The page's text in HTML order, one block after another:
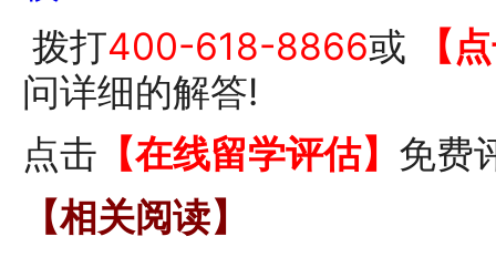
拨打400-618-8866或
【
问详细的解答!
点击 【在线留学评估】 免费
【相关阅读】